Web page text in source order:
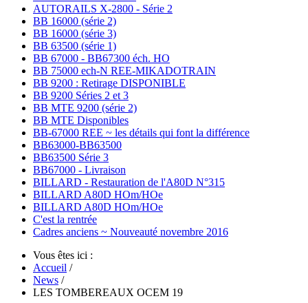
AUTORAILS X-2800 - Série 2
BB 16000 (série 2)
BB 16000 (série 3)
BB 63500 (série 1)
BB 67000 - BB67300 éch. HO
BB 75000 ech-N REE-MIKADOTRAIN
BB 9200 : Retirage DISPONIBLE
BB 9200 Séries 2 et 3
BB MTE 9200 (série 2)
BB MTE Disponibles
BB-67000 REE ~ les détails qui font la différence
BB63000-BB63500
BB63500 Série 3
BB67000 - Livraison
BILLARD - Restauration de l'A80D N°315
BILLARD A80D HOm/HOe
BILLARD A80D HOm/HOe
C'est la rentrée
Cadres anciens ~ Nouveauté novembre 2016
Vous êtes ici :
Accueil /
News /
LES TOMBEREAUX OCEM 19